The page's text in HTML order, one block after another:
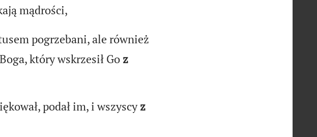
mądrości,
pogrzebani, ale również
który wskrzesił Go z
podał im, i wszyscyz